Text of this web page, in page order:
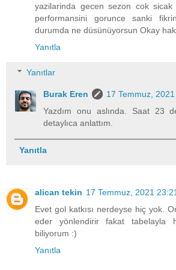
yazilarinda gecen sezon cok
performansini gorunce sanki
durumda ne düsünüyorsun Okay
Yanıtla
Yanıtlar
Burak Eren
17 Temmuz,
Yazdım onu aslında. Saat 23
detaylıca anlattım.
Yanıtla
alican tekin 17 Temmuz, 2021 23:21
Evet gol katkısı nerdeyse hiç yok.
eder yönlendirir fakat tabelayla
biliyorum :)
Yanıtla